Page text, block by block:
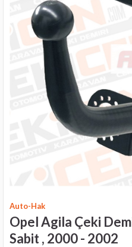
Auto-Hak
Opel Agila Çeki
Sabit , 2000 - 2002